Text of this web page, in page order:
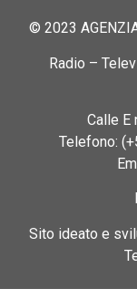
© 2023
Radio –
Calle E
Telefono:
Sito ideato e